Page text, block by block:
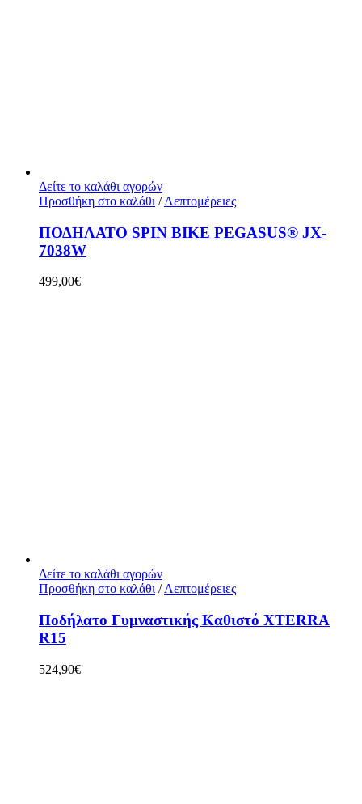
Δείτε το καλάθι αγορών
Προσθήκη στο καλάθι / Λεπτομέρειες
ΠΟΔΗΛΑΤΟ SPIN BIKE PEGASUS® JX-
7038W
499,00€
Δείτε το καλάθι αγορών
Προσθήκη στο καλάθι/Λεπτομέρειες
Ποδήλατο Γυμναστικής Καθιστό XTERRA
R15
524,90€